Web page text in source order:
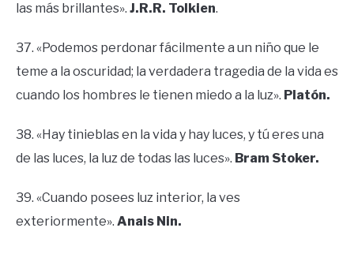
las más brillantes». J.R.R. Tolkien.
37. «Podemos perdonar fácilmente a un niño que le
teme a la oscuridad; la verdadera tragedia de la vida es
cuando los hombres le tienen miedo a la luz». Platón.
38. «Hay tinieblas en la vida y hay luces, y tú eres una
de las luces, la luz de todas las luces». Bram Stoker.
39. «Cuando posees luz interior, la ves
exteriormente». Anais Nin.